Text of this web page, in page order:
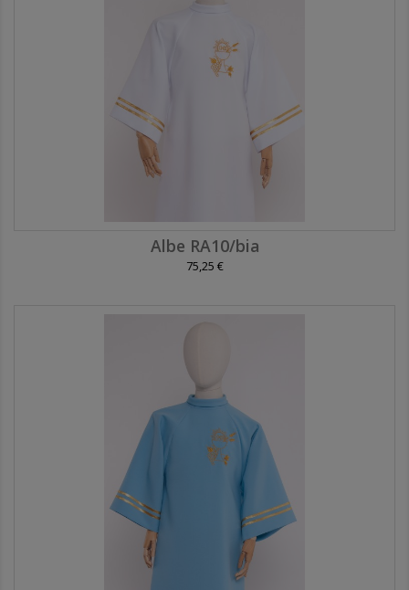
Albe RA10/bia
75,25 €